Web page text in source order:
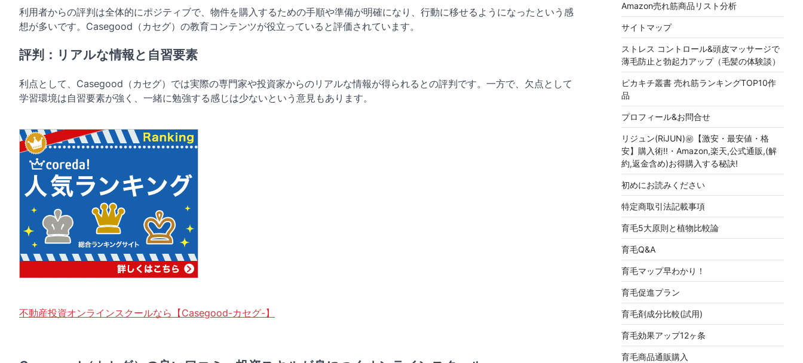
利用者からの評判は全体的にポジティブで、物件を購入するための手順や準備が明確になり、行動に移せるようになったという感
想が多いです。Casegood（カセグ）の教育コンテンツが役立っていると評価されています。
評判：リアルな情報と自習要素
利点として、Casegood（カセグ）では実際の専門家や投資家からのリアルな情報が得られるとの評判です。一方で、欠点として
学習環境は自習要素が強く、一緒に勉強する感じは少ないという意見もあります。
不動産投資オンラインスクールなら【Casegood-カセグ-】
Amazon売れ筋商品リスト分析
サイトマップ
ストレス コントロール&頭皮マッサージで
薄毛防止と勃起力アップ（毛髪の体験談）
ピカキチ叢書 売れ筋ランキングTOP10作
品
プロフィール&お問合せ
リジュン(RiJUN)㊙【激安・最安値・格
安】購入術!!・Amazon,楽天,公式通販,(解
約,返金含め)お得購入する秘訣!
初めにお読みください
特定商取引法記載事項
育毛5大原則と植物比較論
育毛Q&A
育毛マップ早わかり！
育毛促進プラン
育毛剤成分比較(試用)
育毛効果アップ12ヶ条
育毛商品通販購入